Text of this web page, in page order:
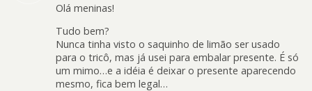
Olá meninas!
Tudo bem?
Nunca tinha visto o saquinho de limão ser usado
para o tricô, mas já usei para embalar presente. É só
um mimo…e a idéia é deixar o presente aparecendo
mesmo, fica bem legal…